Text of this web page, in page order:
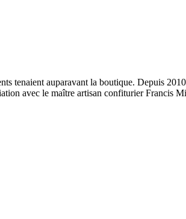
tenaient auparavant la boutique. Depuis
avec le maître artisan confiturier Francis